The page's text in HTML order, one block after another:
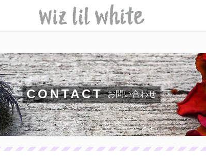
CONTACT お問い合わせ